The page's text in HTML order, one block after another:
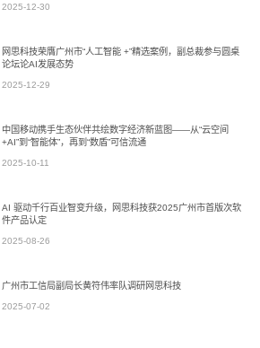
2025-12-30
网思科技荣膺广州市“人工智能 +”精选案例，副总裁参与圆桌
论坛论AI发展态势
2025-12-29
中国移动携手生态伙伴共绘数字经济新蓝图——从“云空间
+AI”到“智能体”，再到“数盾”可信流通
2025-10-11
AI 驱动千行百业智变升级，网思科技获2025广州市首版次软
件产品认定
2025-08-26
广州市工信局副局长黄符伟率队调研网思科技
2025-07-02